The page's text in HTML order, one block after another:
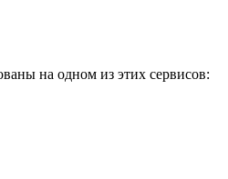
на одном из этих сервисов: